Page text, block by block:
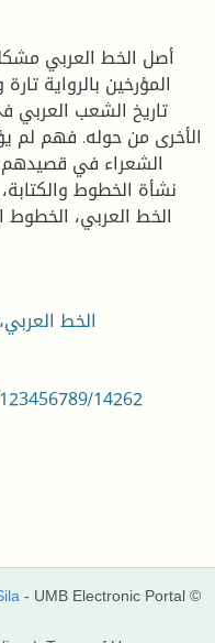
أصل الخط العربي
المؤرخين بالرواية
تاريخ الشعب العربي
الأخرى من حوله. فهم لم
الشعراء في قصيدهم
نشأة الخطوط
الخط العربي، الخطوط
الخط
14262
- UMB Electronic Portal ©